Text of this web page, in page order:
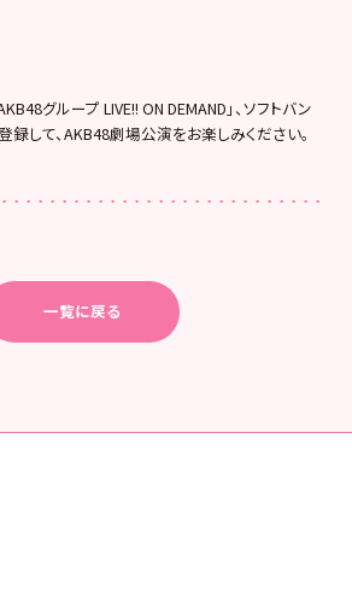
グループ LIVE!! ON DEMAND」、ソフトバン
録して、AKB48劇場公演をお楽しみください。
一覧に戻る